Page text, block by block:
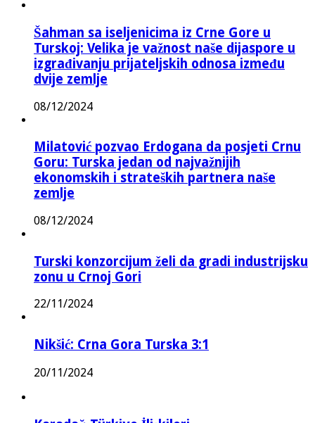
Šahman sa iseljenicima iz Crne Gore u
Turskoj: Velika je važnost naše dijaspore u
izgrađivanju prijateljskih odnosa između
dvije zemlje
08/12/2024
Milatović pozvao Erdogana da posjeti Crnu
Goru: Turska jedan od najvažnijih
ekonomskih i strateških partnera naše
zemlje
08/12/2024
Turski konzorcijum želi da gradi industrijsku
zonu u Crnoj Gori
22/11/2024
Nikšić: Crna Gora Turska 3:1
20/11/2024